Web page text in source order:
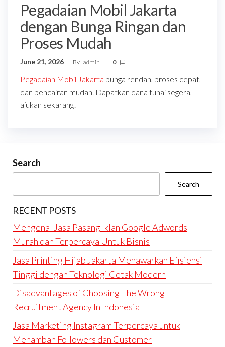
Pegadaian Mobil Jakarta
dengan Bunga Ringan dan
Proses Mudah
June 21, 2026 By admin 0
Pegadaian Mobil Jakarta bunga rendah, proses cepat,
dan pencairan mudah. Dapatkan dana tunai segera,
ajukan sekarang!
Search
Search
RECENT POSTS
Mengenal Jasa Pasang Iklan Google Adwords
Murah dan Terpercaya Untuk Bisnis
Jasa Printing Hijab Jakarta Menawarkan Efisiensi
Tinggi dengan Teknologi Cetak Modern
Disadvantages of Choosing The Wrong
Recruitment Agency In Indonesia
Jasa Marketing Instagram Terpercaya untuk
Menambah Followers dan Customer